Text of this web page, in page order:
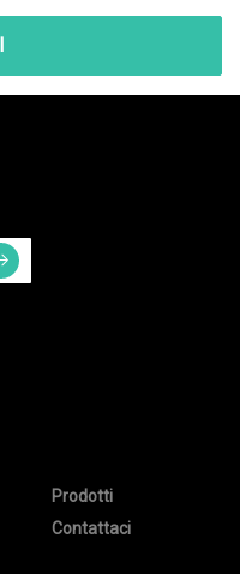
Prodotti
Contattaci